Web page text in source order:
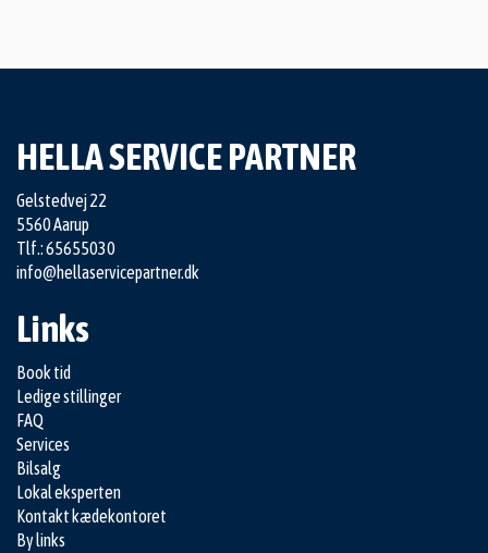
HELLA SERVICE PARTNER
Gelstedvej 22
5560 Aarup
Tlf.: 65655030
info@hellaservicepartner.dk
Links
Book tid
Ledige stillinger
FAQ
Services
Bilsalg
Lokal eksperten
Kontakt kædekontoret
By links